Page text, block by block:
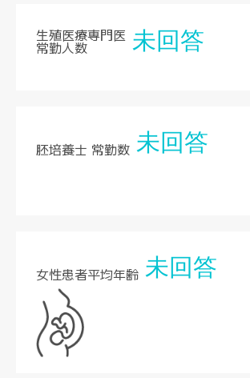
生殖医療専門医
常勤人数 未回答
胚培養士 常勤数 未回答
女性患者平均年齢 未回答